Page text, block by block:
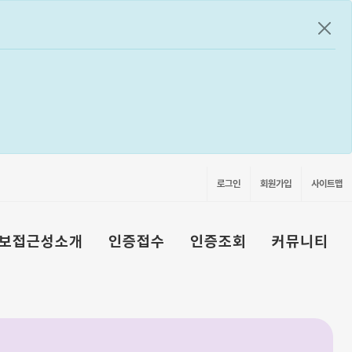
공지
로그인 회원가입 사이트맵
접근성소개 인증접수 인증조회 커뮤니티